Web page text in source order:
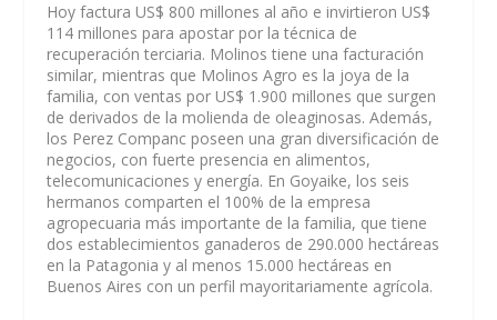
Hoy factura US$ 800 millones al año e invirtieron US$
114 millones para apostar por la técnica de
recuperación terciaria. Molinos tiene una facturación
similar, mientras que Molinos Agro es la joya de la
familia, con ventas por US$ 1.900 millones que surgen
de derivados de la molienda de oleaginosas. Además,
los Perez Companc poseen una gran diversificación de
negocios, con fuerte presencia en alimentos,
telecomunicaciones y energía. En Goyaike, los seis
hermanos comparten el 100% de la empresa
agropecuaria más importante de la familia, que tiene
dos establecimientos ganaderos de 290.000 hectáreas
en la Patagonia y al menos 15.000 hectáreas en
Buenos Aires con un perfil mayoritariamente agrícola.